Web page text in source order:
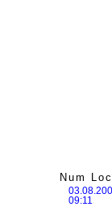
Num
09:11